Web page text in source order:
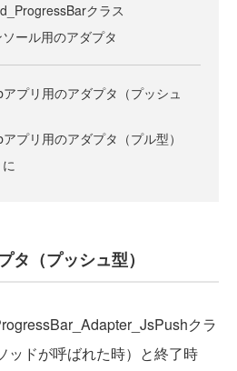
クラス
ソール用のアダプタ
プリ用のアダプタ（プッシュ
プリ用のアダプタ（プル型）
タ（プッシュ型）
クラ
ッドが呼ばれた時）と終了時